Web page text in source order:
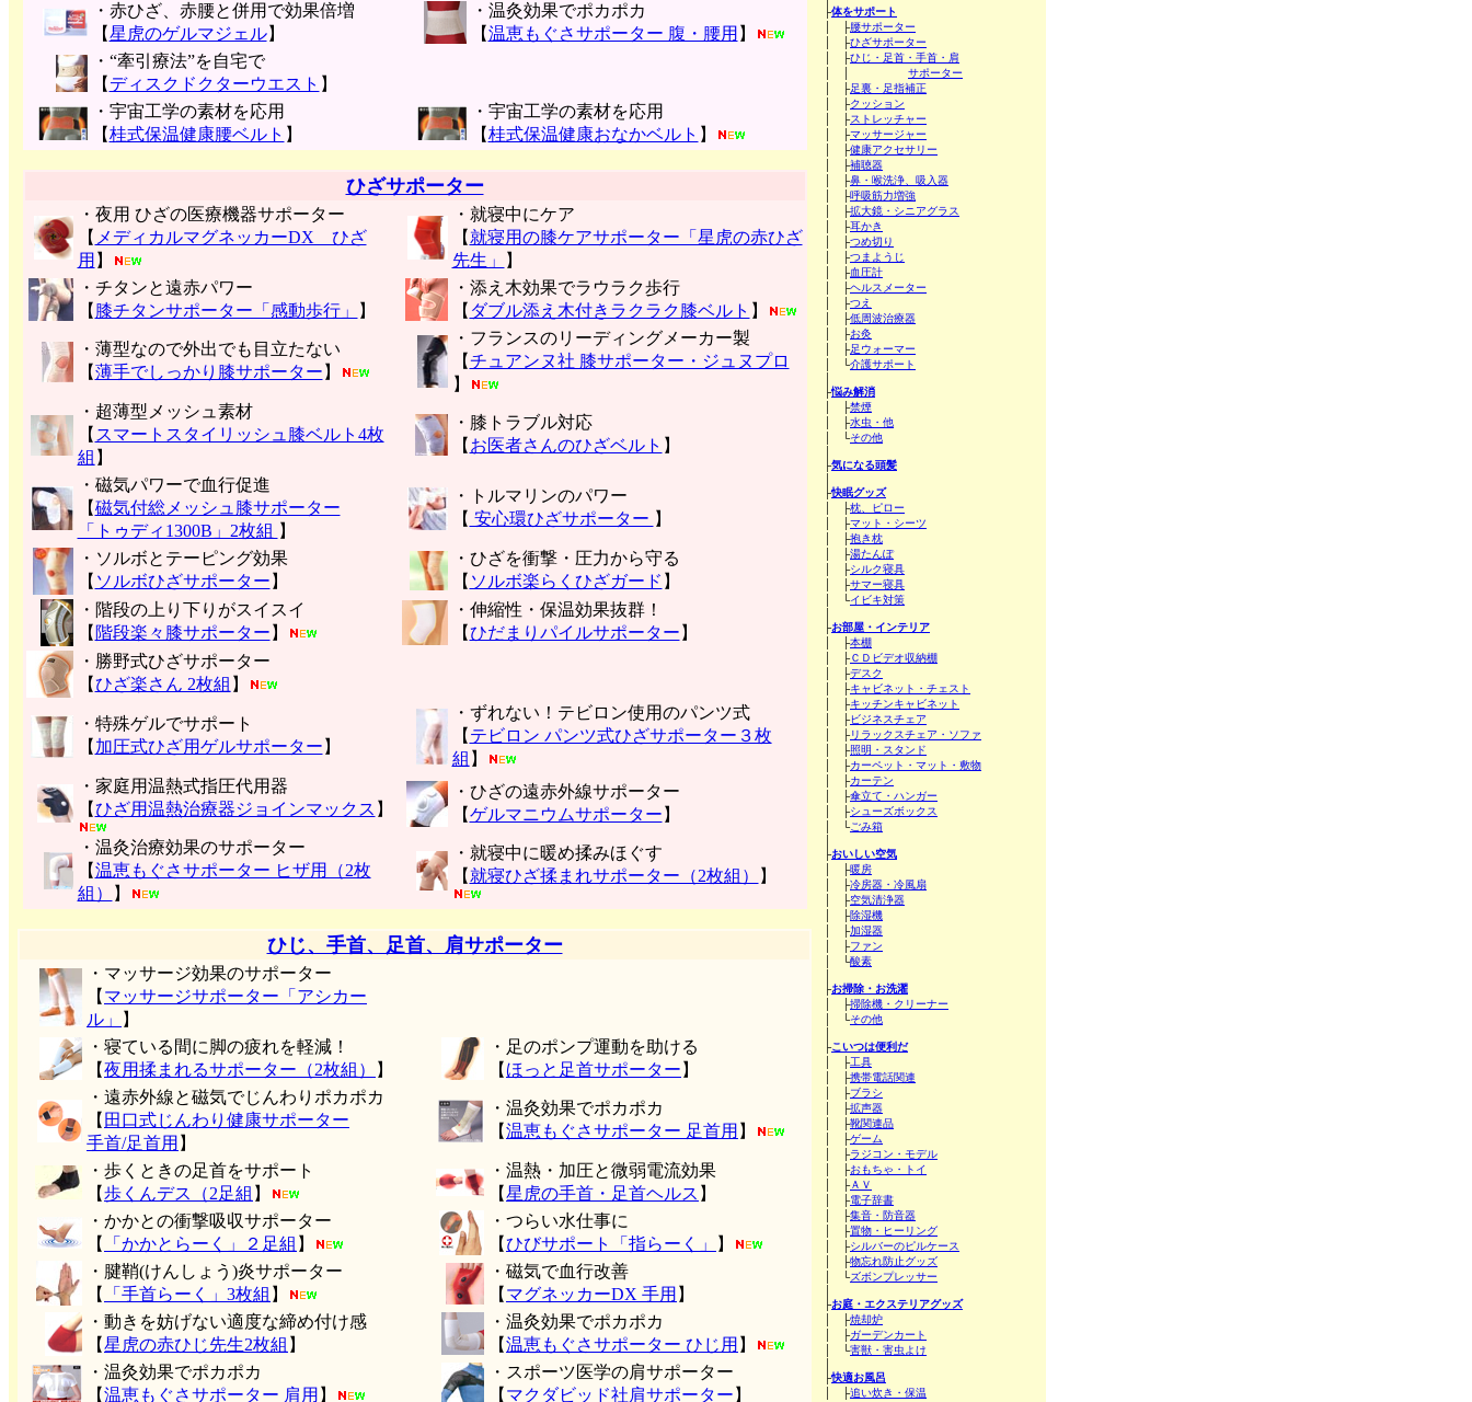
├体をサポート
│ ├腰サポーター
│ ├ひざサポーター
│ ├ひじ・足首・手首・肩
サポーター
│ ├足裏・足指補正
│ ├クッション
│ ├ストレッチャー
│ ├マッサージャー
│ ├健康アクセサリー
│ ├補聴器
│ ├鼻・喉洗浄、吸入器
│ ├呼吸筋力増強
│ ├拡大鏡・シニアグラス
│ ├耳かき
│ ├つめ切り
│ ├つまようじ
│ ├血圧計
│ ├ヘルスメーター
│ ├つえ
│ ├低周波治療器
│ ├お灸
│ ├足ウォーマー
│ └介護サポート
├悩み解消
│ ├禁煙
│ ├水虫・他
│ └その他
├気になる頭髪
├快眠グッズ
│ ├枕、ピロー
│ ├マット・シーツ
│ ├抱き枕
│ ├湯たんぽ
│ ├シルク寝具
│ ├サマー寝具
│ └イビキ対策
├お部屋・インテリア
│ ├本棚
│ ├ＣＤビデオ収納棚
│ ├デスク
│ ├キャビネット・チェスト
│ ├キッチンキャビネット
│ ├ビジネスチェア
│ ├リラックスチェア・ソファ
│ ├照明・スタンド
│ ├カーペット・マット・敷物
│ ├カーテン
│ ├傘立て・ハンガー
│ ├シューズボックス
│ └ごみ箱
├おいしい空気
│ ├暖房
│ ├冷房器・冷風扇
│ ├空気清浄器
│ ├除湿機
│ ├加湿器
│ ├ファン
│ └酸素
├お掃除・お洗濯
│ ├掃除機・クリーナー
│ └その他
├こいつは便利だ
│ ├工具
│ ├携帯電話関連
│ ├ブラシ
│ ├拡声器
│ ├靴関連品
│ ├ゲーム
│ ├ラジコン・モデル
│ ├おもちゃ・トイ
│ ├ＡＶ
│ ├電子辞書
│ ├集音・防音器
│ ├置物・ヒーリング
│ ├シルバーのピルケース
│ ├物忘れ防止グッズ
│ └ズボンプレッサー
├お庭・エクステリアグッズ
│ ├焼却炉
│ ├ガーデンカート
│ └害獣・害虫よけ
├快適お風呂
│ ├追い炊き・保温
・赤ひざ、赤腰と併用で効果倍増
【星虎のゲルマジェル】
・温灸効果でポカポカ
【温恵もぐさサポーター 腹・腰用 】
・“牽引療法”を自宅で
【 ディスクドクターウエスト 】
・宇宙工学の素材を応用
【桂式保温健康腰ベルト 】
・宇宙工学の素材を応用
【桂式保温健康おなかベルト 】
ひざサポーター
・夜用 ひざの医療機器サポーター
【 メディカルマグネッカーDX ひざ
用 】
・就寝中にケア
【 就寝用の膝ケアサポーター「星虎の赤ひざ
先生」
】
・チタンと遠赤パワー
【 膝チタンサポーター「感動歩行」 】
・添え木効果でラウラク歩行
【 ダブル添え木付きラクラク膝ベルト 】
・薄型なので外出でも目立たない
【薄手でしっかり膝サポーター 】
・フランスのリーディングメーカー製
【チュアンヌ社 膝サポーター・ジュヌプロ
】
・超薄型メッシュ素材
【 スマートスタイリッシュ膝ベルト4枚
組 】
・膝トラブル対応
【 お医者さんのひざベルト 】
・磁気パワーで血行促進
【磁気付総メッシュ膝サポーター
「トゥディ1300B」2枚組 】
・トルマリンのパワー
【 安心環ひざサポーター 】
・ソルボとテーピング効果
【 ソルボひざサポーター 】
・ひざを衝撃・圧力から守る
【 ソルボ楽らくひざガード 】
・階段の上り下りがスイスイ
【 階段楽々膝サポーター 】
・伸縮性・保温効果抜群！
【ひだまりパイルサポーター 】
・勝野式ひざサポーター
【ひざ楽さん 2枚組 】
・特殊ゲルでサポート
【 加圧式ひざ用ゲルサポーター 】
・ずれない！テビロン使用のパンツ式
【 テビロン パンツ式ひざサポーター３枚
組 】
・家庭用温熱式指圧代用器
【ひざ用温熱治療器ジョインマックス 】
・ひざの遠赤外線サポーター
【ゲルマニウムサポーター 】
・温灸治療効果のサポーター
【温恵もぐさサポーター ヒザ用（2枚
組）
】
・就寝中に暖め揉みほぐす
【 就寝ひざ揉まれサポーター（2枚組） 】
ひじ、手首、足首、肩サポーター
・マッサージ効果のサポーター
【 マッサージサポーター「アシカー
ル」
】
・寝ている間に脚の疲れを軽減！
【夜用揉まれるサポーター（2枚組） 】
・足のポンプ運動を助ける
【 ほっと足首サポーター 】
・遠赤外線と磁気でじんわりポカポカ
【 田口式じんわり健康サポーター
手首/足首用 】
・温灸効果でポカポカ
【温恵もぐさサポーター 足首用 】
・歩くときの足首をサポート
【歩くんデス（2足組 】
・温熱・加圧と微弱電流効果
【星虎の手首・足首ヘルス 】
・かかとの衝撃吸収サポーター
【
「かかとらーく」２足組 】
・つらい水仕事に
【ひびサポート「指らーく」
】
・腱鞘(けんしょう)炎サポーター
【
「手首らーく」3枚組 】
・磁気で血行改善
【 マグネッカーDX 手用 】
・動きを妨げない適度な締め付け感
【星虎の赤ひじ先生2枚組 】
・温灸効果でポカポカ
【温恵もぐさサポーター ひじ用 】
・温灸効果でポカポカ
【温恵もぐさサポーター 肩用 】
・スポーツ医学の肩サポーター
【 マクダビッド社肩サポーター 】